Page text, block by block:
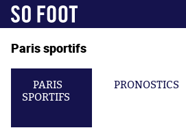
Paris sportifs
PARIS
SPORTIFS
PRONOSTICS